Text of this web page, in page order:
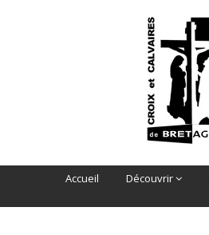
Accueil Découvrir